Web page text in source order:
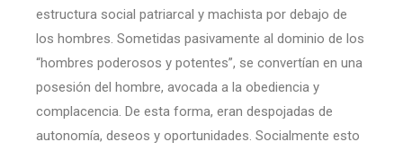
estructura social patriarcal y machista por debajo de
los hombres. Sometidas pasivamente al dominio de los
“hombres poderosos y potentes”, se convertían en una
posesión del hombre, avocada a la obediencia y
complacencia. De esta forma, eran despojadas de
autonomía, deseos y oportunidades. Socialmente esto